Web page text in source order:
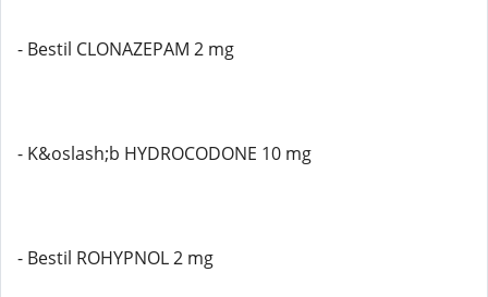
- Bestil CLONAZEPAM 2 mg
- K&oslash;b HYDROCODONE 10 mg
- Bestil ROHYPNOL 2 mg